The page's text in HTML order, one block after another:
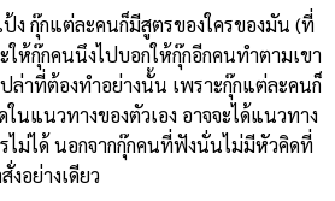
ป้ง กุ๊กแต่ละคนก็มีสูตรของใครของมัน (ที่
ให้กุ๊กคนนึงไปบอกให้กุ๊กอีกคนทำตามเขา
ล่าที่ต้องทำอย่างนั้น เพราะกุ๊กแต่ละคนก็
นแนวทางของตัวเอง อาจจะได้แนวทาง
ไม่ได้ นอกจากกุ๊กคนที่ฟังนั่นไม่มีหัวคิดที่
อย่างเดียว